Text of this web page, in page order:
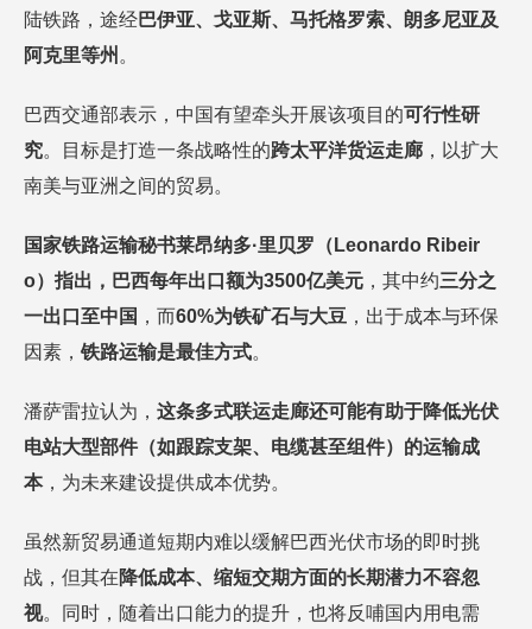
陆铁路，途经巴伊亚、戈亚斯、马托格罗索、朗多尼亚及
阿克里等州 。
巴西交通部表示，中国有望牵头开展该项目的可行性研
究。目标是打造一条战略性的跨太平洋货运走廊 ，以扩大
南美与亚洲之间的贸易。
国家铁路运输秘书莱昂纳多·里贝罗（Leonardo Ribeir
o）指出，巴西每年出口额为3500亿美元 ，其中约三分之
一出口至中国 ，而60%为铁矿石与大豆 ，出于成本与环保
因素， 铁路运输是最佳方式。
潘萨雷拉认为， 这条多式联运走廊还可能有助于降低光伏
电站大型部件（如跟踪支架、电缆甚至组件）的运输成
本，为未来建设提供成本优势。
虽然新贸易通道短期内难以缓解巴西光伏市场的即时挑
战，但其在降低成本、缩短交期方面的长期潜力不容忽
视。同时，随着出口能力的提升，也将反哺国内用电需